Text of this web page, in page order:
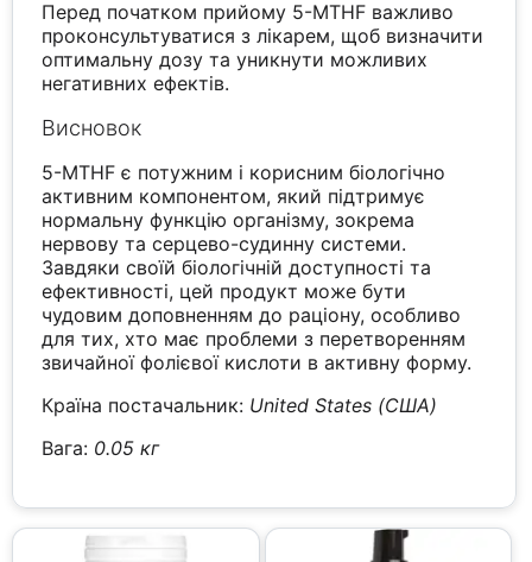
Перед початком прийому 5-MTHF важливо
проконсультуватися з лікарем, щоб визначити
оптимальну дозу та уникнути можливих
негативних ефектів.
Висновок
5-MTHF є потужним і корисним біологічно
активним компонентом, який підтримує
нормальну функцію організму, зокрема
нервову та серцево-судинну системи.
Завдяки своїй біологічній доступності та
ефективності, цей продукт може бути
чудовим доповненням до раціону, особливо
для тих, хто має проблеми з перетворенням
звичайної фолієвої кислоти в активну форму.
Країна постачальник: United States (США)
Вага: 0.05 кг